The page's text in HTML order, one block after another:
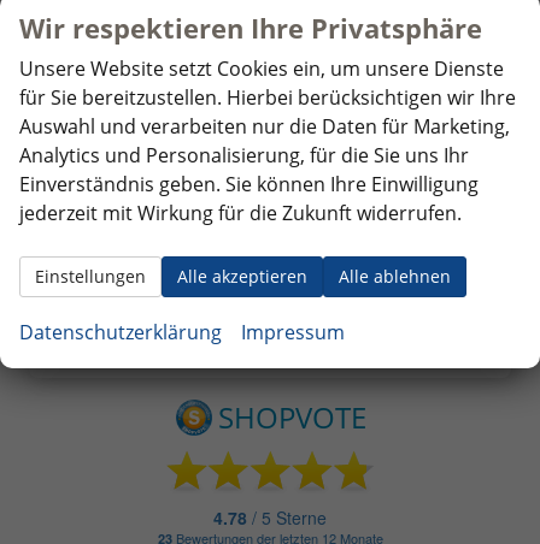
Peugeot
Renault
Seat
Skoda
Suzuki
Toyota
Volkswagen
Volvo
Weitere
Wir respektieren Ihre Privatsphäre
Unsere Website setzt Cookies ein, um unsere Dienste
für Sie bereitzustellen. Hierbei berücksichtigen wir Ihre
Auswahl und verarbeiten nur die Daten für Marketing,
Analytics und Personalisierung, für die Sie uns Ihr
Einverständnis geben. Sie können Ihre Einwilligung
jederzeit mit Wirkung für die Zukunft widerrufen.
Alle akzeptieren Alle ablehnen
Einstellungen
Datenschutzerklärung Impressum